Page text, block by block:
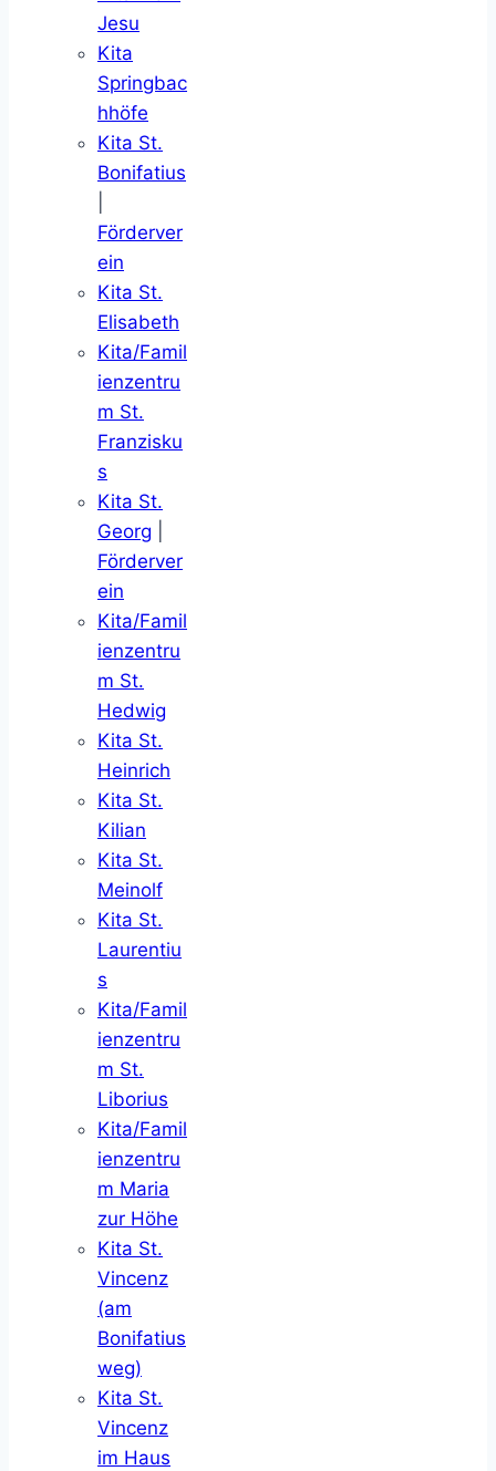
Jesu
Kita
Springbac
hhöfe
Kita St.
Bonifatius
Förderver
ein
Kita St.
Elisabeth
Kita/Famil
ienzentru
m St.
Franzisku
s
Kita St.
Georg
Förderver
ein
Kita/Famil
ienzentru
m St.
Hedwig
Kita St.
Heinrich
Kita St.
Kilian
Kita St.
Meinolf
Kita St.
Laurentiu
s
Kita/Famil
ienzentru
m St.
Liborius
Kita/Famil
ienzentru
m Maria
zur Höhe
Kita St.
Vincenz
(am
Bonifatius
weg)
Kita St.
Vincenz
im Haus